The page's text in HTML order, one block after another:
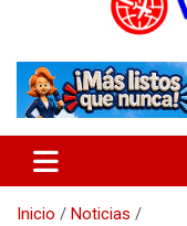
Visitantes
Inicio
Noticias